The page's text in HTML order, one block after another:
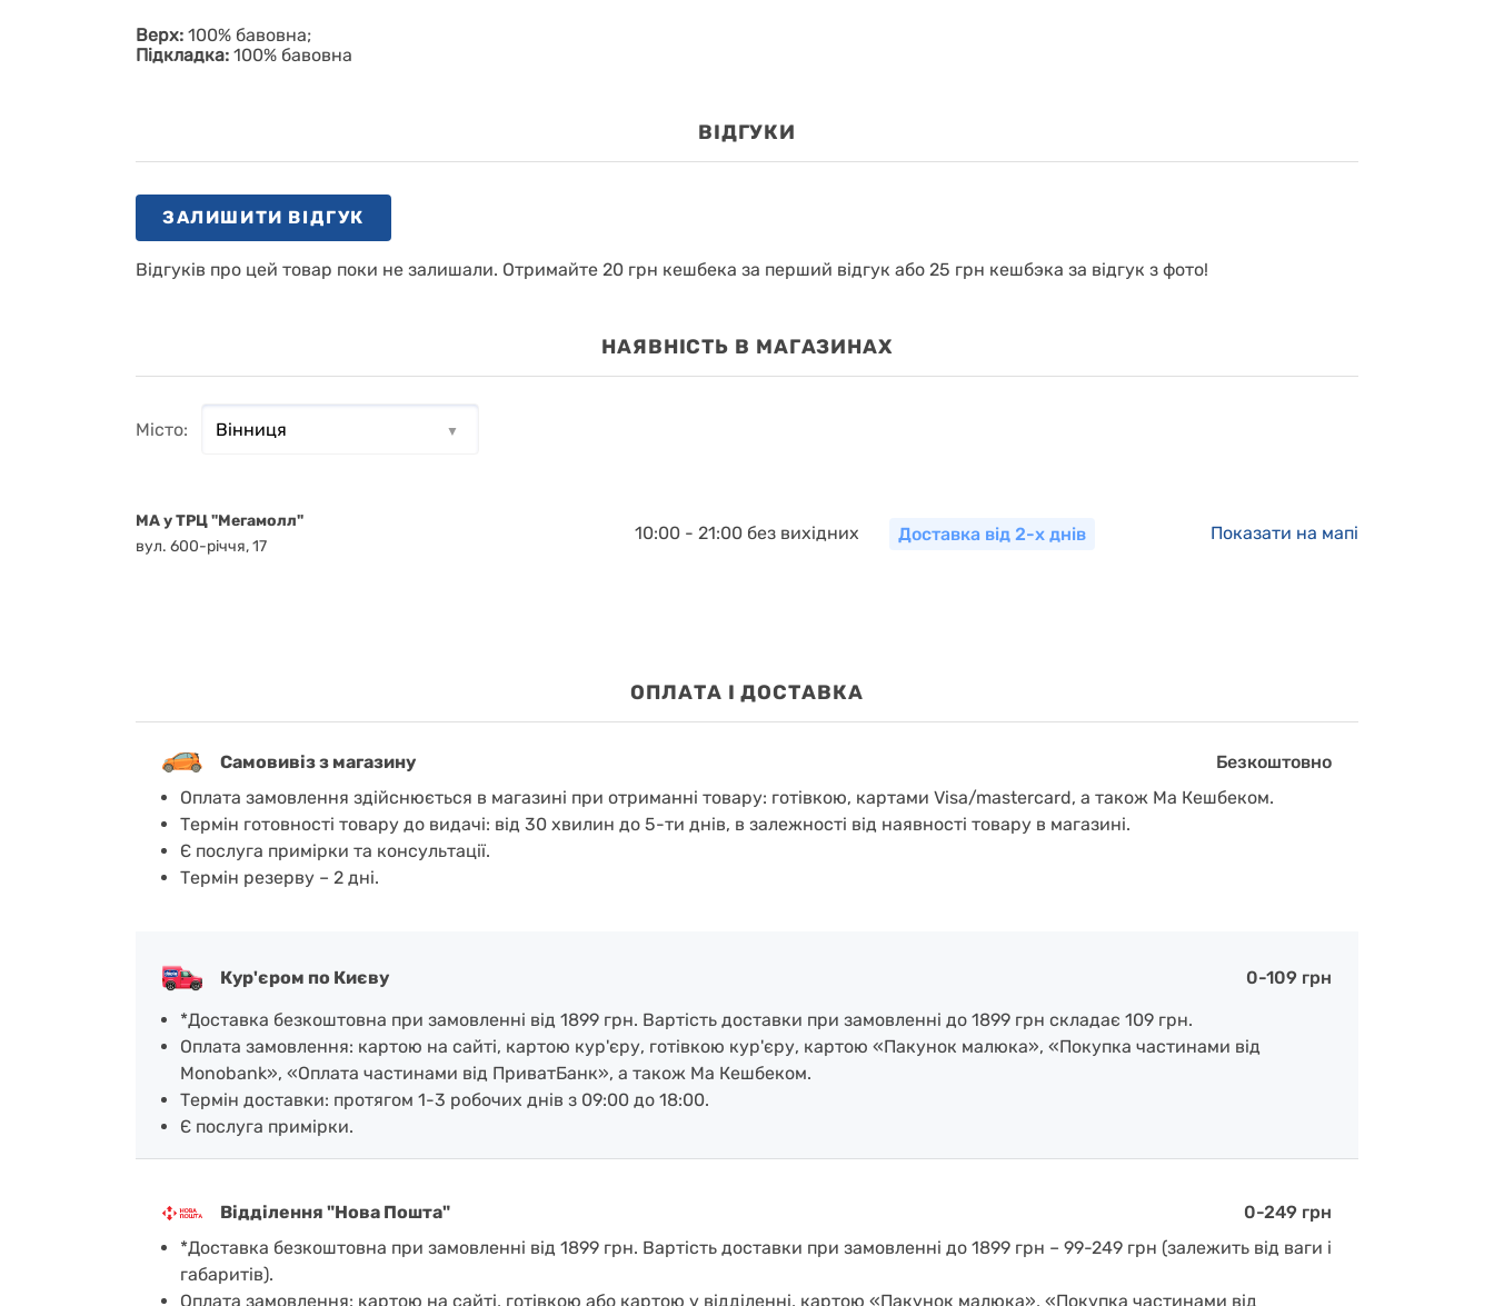
Верх: 100% бавовна;
Підкладка: 100% бавовна
ВІДГУКИ
ЗАЛИШИТИ ВІДГУК
Відгуків про цей товар поки не залишали. Отримайте 20 грн кешбека за перший відгук або 25 грн кешбэка за відгук з фото!
НАЯВНІСТЬ В МАГАЗИНАХ
Місто:
MA у ТРЦ "Мегамолл"
вул. 600-річчя, 17
10:00 - 21:00 без вихідних Доставка від 2-х днів Показати на мапі
OПЛАТА І ДОСТАВКА
Самовивіз з магазину
Безкоштовно
Оплата замовлення здійснюється в магазині при отриманні товару: готівкою, картами Visa/mastercard, а також Ма Кешбеком.
Термін готовності товару до видачі: від 30 хвилин до 5-ти днів, в залежності від наявності товару в магазині.
Є послуга примірки та консультації.
Термін резерву – 2 дні.
Кур'єром по Києву
0-109 грн
*Доставка безкоштовна при замовленні від 1899 грн. Вартість доставки при замовленні до 1899 грн складає 109 грн.
Оплата замовлення: картою на сайті, картою кур'єру, готівкою кур'єру, картою «Пакунок малюка», «Покупка частинами від
Monobank», «Оплата частинами від ПриватБанк», а також Ма Кешбеком.
Термін доставки: протягом 1-3 робочих днів з 09:00 до 18:00.
Є послуга примірки.
Відділення "Нова Пошта"
0-249 грн
*Доставка безкоштовна при замовленні від 1899 грн. Вартість доставки при замовленні до 1899 грн – 99-249 грн (залежить від ваги і
габаритів).
Оплата замовлення: картою на сайті, готівкою або картою у відділенні, картою «Пакунок малюка», «Покупка частинами від